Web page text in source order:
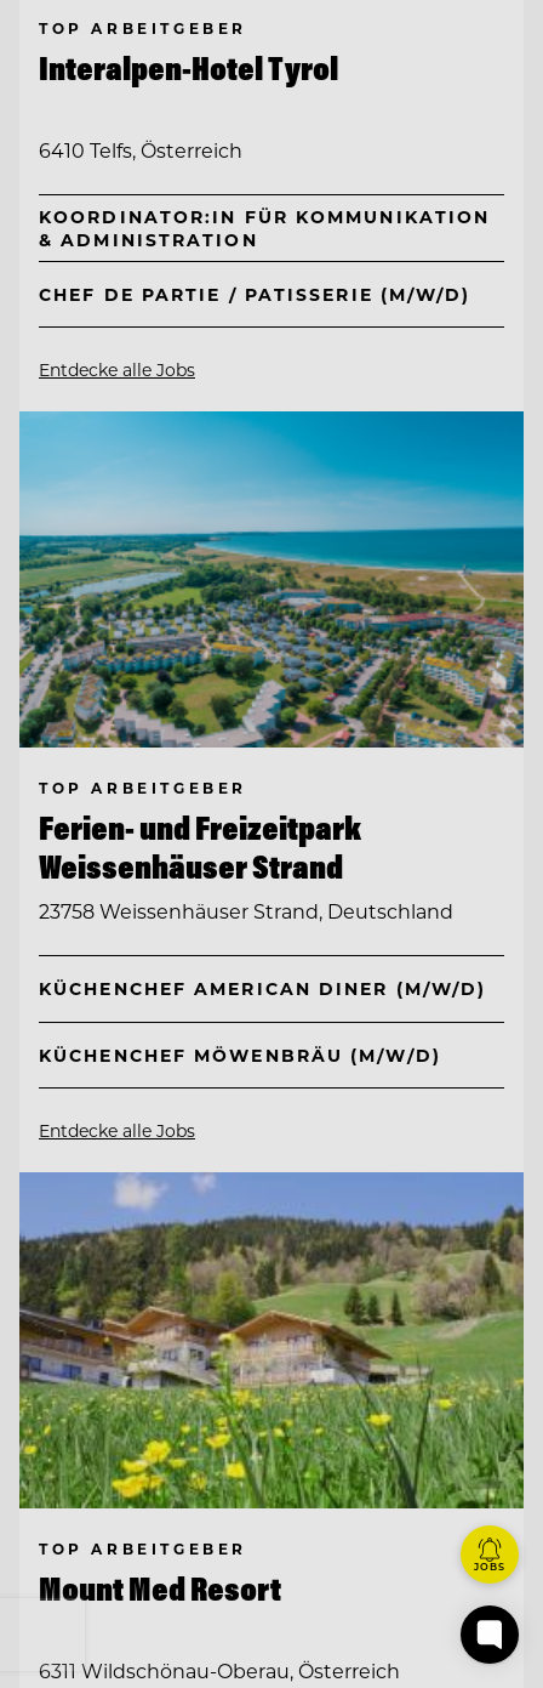
TOP ARBEITGEBER
Interalpen-Hotel Tyrol
6410 Telfs, Österreich
KOORDINATOR:IN FÜR KOMMUNIKATION
& ADMINISTRATION
CHEF DE PARTIE / PATISSERIE (M/W/D)
Entdecke alle Jobs
TOP ARBEITGEBER
Ferien- und Freizeitpark
Weissenhäuser Strand
23758 Weissenhäuser Strand, Deutschland
KÜCHENCHEF AMERICAN DINER (M/W/D)
KÜCHENCHEF MÖWENBRÄU (M/W/D)
Entdecke alle Jobs
TOP ARBEITGEBER
Mount Med Resort
6311 Wildschönau-Oberau, Österreich
JOBS